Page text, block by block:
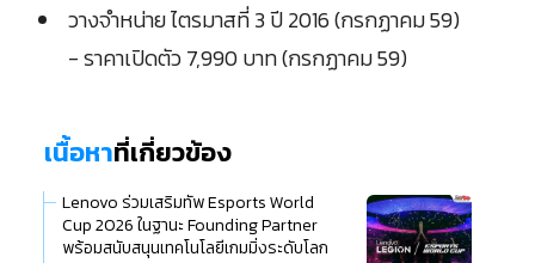
วางจำหน่าย ไตรมาสที่ 3 ปี 2016 (กรกฏาคม 59)
- ราคาเปิดตัว 7,990 บาท (กรกฏาคม 59)
เนื้อหาที่เกี่ยวข้อง
Lenovo ร่วมเสริมทัพ Esports World
Cup 2026 ในฐานะ Founding Partner
พร้อมสนับสนุนเทคโนโลยีเกมมิ่งระดับโลก